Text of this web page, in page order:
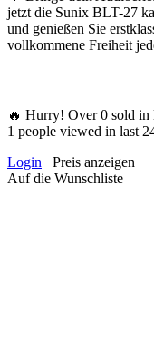
jetzt die Sunix BLT-27
und genießen Sie
vollkommene Freiheit
🔥 Hurry! Over0 sold in
1 people viewed in last
Login
Preis anzeigen
Auf die Wunschliste